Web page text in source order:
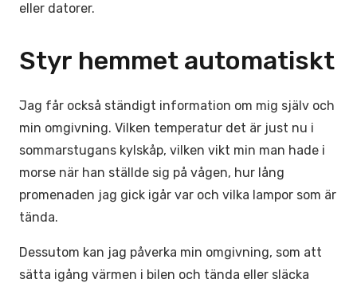
eller datorer.
Styr hemmet automatiskt
Jag får också ständigt information om mig själv och
min omgivning. Vilken temperatur det är just nu i
sommarstugans kylskåp, vilken vikt min man hade i
morse när han ställde sig på vågen, hur lång
promenaden jag gick igår var och vilka lampor som är
tända.
Dessutom kan jag påverka min omgivning, som att
sätta igång värmen i bilen och tända eller släcka